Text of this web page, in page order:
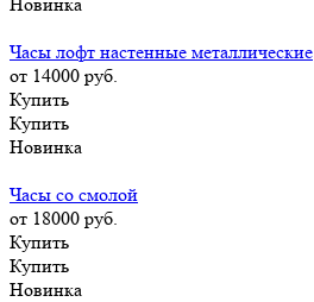
Часы лофт настенные металлические
от 14000 руб.
Купить
Купить
Новинка
Часы со смолой
от 18000 руб.
Купить
Купить
Новинка